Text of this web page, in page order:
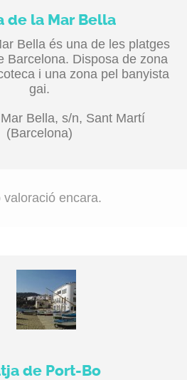
de la Mar Bella
Bella és una de les platges
Barcelona. Disposa de zona
i una zona pel banyista
gai.
Bella, s/n, Sant Martí
(Barcelona)
valoració encara.
de Port-Bo